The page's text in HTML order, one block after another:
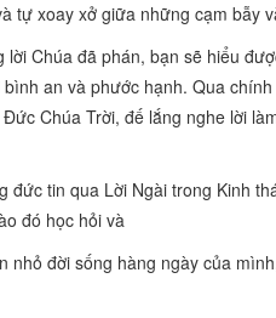
tự xoay xở giữa những cạm bẫy
Chúa đã phán, bạn sẽ hiểu
an và phước hạnh. Qua
Chúa Trời, đế lắng nghe lời
đức tin qua Lời Ngài trong Kinh
đó học hỏi và
nhỏ đời sống hàng ngày của